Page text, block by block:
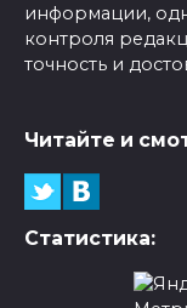
информации,
контроля
точность и
Читайте и
Статистика: